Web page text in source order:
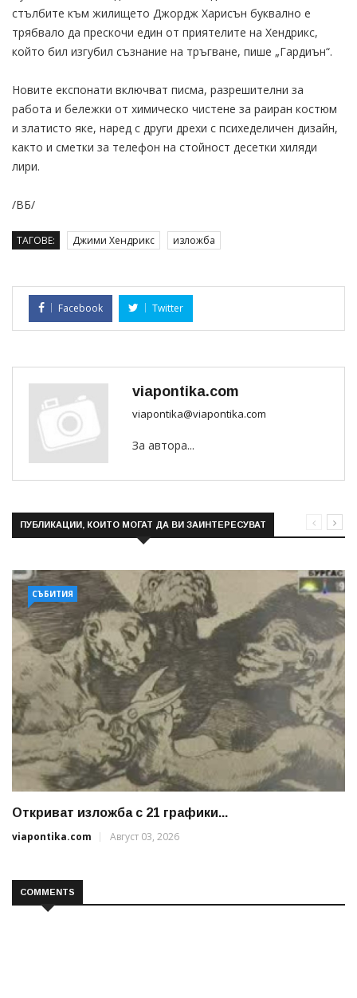
стълбите към жилището Джордж Харисън буквално е
трябвало да прескочи един от приятелите на Хендрикс,
който бил изгубил съзнание на тръгване, пише „Гардиън“.
Новите експонати включват писма, разрешителни за
работа и бележки от химическо чистене за раиран костюм
и златисто яке, наред с други дрехи с психеделичен дизайн,
както и сметки за телефон на стойност десетки хиляди
лири.
/ВБ/
ТАГОВЕ: Джими Хендрикс изложба
Facebook Twitter
viapontika.com
viapontika@viapontika.com
За автора...
ПУБЛИКАЦИИ, КОИТО МОГАТ ДА ВИ ЗАИНТЕРЕСУВАТ
СЪБИТИЯ
Откриват изложба с 21 графики...
viapontika.com
Август 03, 2026
COMMENTS